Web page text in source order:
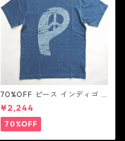
70%OFF ピース インディゴ T
シャツ：LOVE N' PEACE N' R
OCK ' ROLL ラブ ン ピース ン
ロック ン ロール
¥2,244
70%OFF